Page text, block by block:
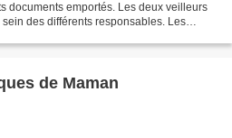
documents emportés. Les deux veilleurs
des différents responsables. Les
de Maman